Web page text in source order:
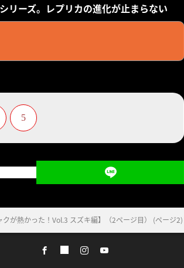
リーズ。レプリカの進化が止まらない
5
が熱かった！Vol.3 スズキ編】（2ページ目） (ページ2)